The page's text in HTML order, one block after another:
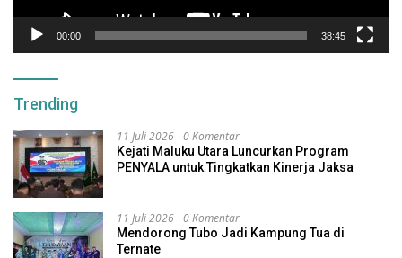
00:00 38:45
Trending
11 Juli 2026 0 Komentar
Kejati Maluku Utara Luncurkan Program
PENYALA untuk Tingkatkan Kinerja Jaksa
11 Juli 2026 0 Komentar
Mendorong Tubo Jadi Kampung Tua di
Ternate